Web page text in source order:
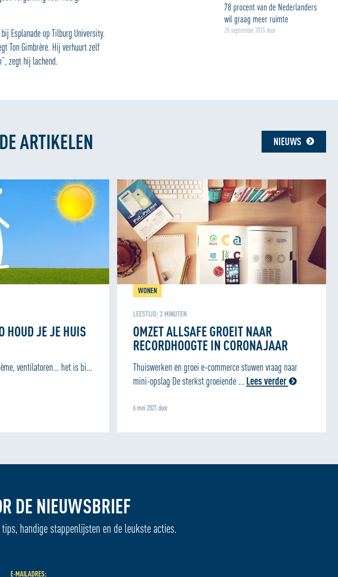
Esplanade op Tilburg University.
Ton Gimbrère. Hij verhuurt zelf
zegt hij lachend.
78 procent van de Nederlanders
wil graag meer ruimte
28 september 2015 door
ARTIKELEN NIEUWS
HOUD JE JE HUIS
ventilatoren… het is bi...
WONEN
LEESTIJD: 2 MINUTEN
OMZET ALLSAFE GROEIT NAAR
RECORDHOOGTE IN CORONAJAAR
Thuiswerken en groei e-commerce stuwen vraag naar
mini-opslag De sterkst groeiende ... Lees verder
6 mei 2021 door
DE NIEUWSBRIEF
handige stappenlijsten en de leukste acties.
E-MAILADRES: